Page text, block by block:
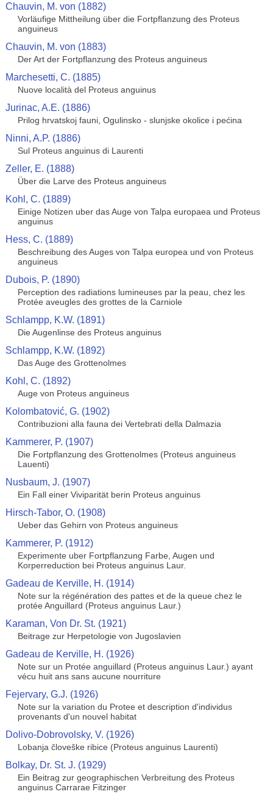
Chauvin, M. von (1882)
Vorläufige Mittheilung über die Fortpflanzung des Proteus
anguineus
Chauvin, M. von (1883)
Der Art der Fortpflanzung des Proteus anguineus
Marchesetti, C. (1885)
Nuove località del Proteus anguinus
Jurinac, A.E. (1886)
Prilog hrvatskoj fauni, Ogulinsko - slunjske okolice i pećina
Ninni, A.P. (1886)
Sul Proteus anguinus di Laurenti
Zeller, E. (1888)
Über die Larve des Proteus anguineus
Kohl, C. (1889)
Einige Notizen uber das Auge von Talpa europaea und Proteus
anguinus
Hess, C. (1889)
Beschreibung des Auges von Talpa europea und von Proteus
anguineus
Dubois, P. (1890)
Perception des radiations lumineuses par la peau, chez les
Protée aveugles des grottes de la Carniole
Schlampp, K.W. (1891)
Die Augenlinse des Proteus anguinus
Schlampp, K.W. (1892)
Das Auge des Grottenolmes
Kohl, C. (1892)
Auge von Proteus anguineus
Kolombatović, G. (1902)
Contribuzioni alla fauna dei Vertebrati della Dalmazia
Kammerer, P. (1907)
Die Fortpflanzung des Grottenolmes (Proteus anguineus
Lauenti)
Nusbaum, J. (1907)
Ein Fall einer Viviparität berin Proteus anguinus
Hirsch-Tabor, O. (1908)
Ueber das Gehirn von Proteus anguineus
Kammerer, P. (1912)
Experimente uber Fortpflanzung Farbe, Augen und
Korperreduction bei Proteus anguinus Laur.
Gadeau de Kerville, H. (1914)
Note sur la régénération des pattes et de la queue chez le
protée Anguillard (Proteus anguinus Laur.)
Karaman, Von Dr. St. (1921)
Beitrage zur Herpetologie von Jugoslavien
Gadeau de Kerville, H. (1926)
Note sur un Protée anguillard (Proteus anguinus Laur.) ayant
vécu huit ans sans aucune nourriture
Fejervary, G.J. (1926)
Note sur la variation du Protee et description d'individus
provenants d'un nouvel habitat
Dolivo-Dobrovolsky, V. (1926)
Lobanja človeške ribice (Proteus anguinus Laurenti)
Bolkay, Dr. St. J. (1929)
Ein Beitrag zur geographischen Verbreitung des Proteus
anguinus Carrarae Fitzinger